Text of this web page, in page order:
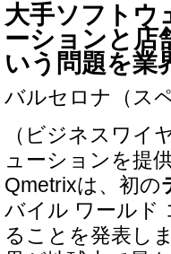
大手ソフトウ
ーションと店
いう問題を業
バルセロナ（ス
（ビジネスワイ
ューションを提
Qmetrixは、初の
バイル ワールド
ることを発表し